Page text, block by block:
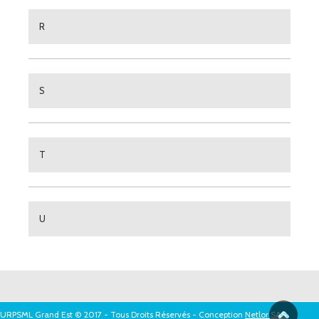
R
S
T
U
URPSML Grand Est © 2017 - Tous Droits Réservés - Conception Netlor SAS